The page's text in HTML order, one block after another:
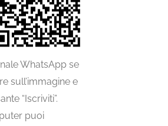
WhatsApp se
sull’immagine e
“Iscriviti”.
puoi